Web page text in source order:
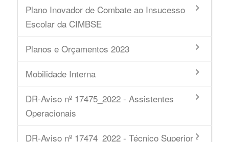
Plano Inovador de Combate ao Insucesso
Escolar da CIMBSE
Planos e Orçamentos 2023
Mobilidade Interna
DR-Aviso nº 17475_2022 - Assistentes
Operacionais
DR-Aviso nº 17474_2022 - Técnico Superior -